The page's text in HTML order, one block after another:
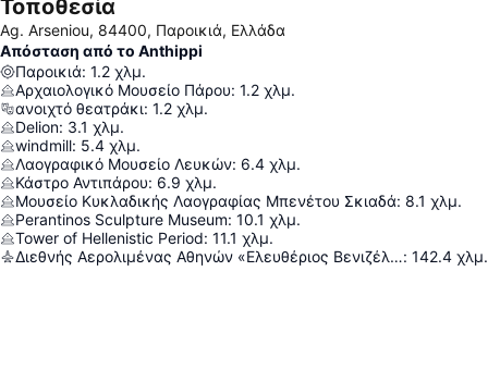
Τοποθεσία
Ag. Arseniou, 84400, Παροικιά, Ελλάδα
Απόσταση από το Anthippi
Παροικιά: 1.2 χλμ.
Αρχαιολογικό Μουσείο Πάρου: 1.2 χλμ.
ανοιχτό θεατράκι: 1.2 χλμ.
Delion: 3.1 χλμ.
windmill: 5.4 χλμ.
Λαογραφικό Μουσείο Λευκών: 6.4 χλμ.
Κάστρο Αντιπάρου: 6.9 χλμ.
Μουσείο Κυκλαδικής Λαογραφίας Μπενέτου Σκιαδά: 8.1 χλμ.
Perantinos Sculpture Museum: 10.1 χλμ.
Tower of Hellenistic Period: 11.1 χλμ.
Διεθνής Αερολιμένας Αθηνών «Ελευθέριος Βενιζέλος»: 142.4 χλμ.